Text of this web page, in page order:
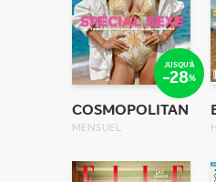
JUSQU'À
-28%
COSMOPOLITAN
MENSUEL